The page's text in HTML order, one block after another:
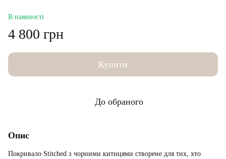
В наявності
4 800 грн
Купити
До обраного
Опис
Покривало Stitched з чорними китицями створене для тих, хто